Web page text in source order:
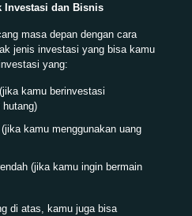
Investasi dan Bisnis
masa depan dengan cara
jenis investasi yang bisa kamu
yang:
kamu berinvestasi
hutang)
kamu menggunakan uang
(jika kamu ingin bermain
di atas, kamu juga bisa